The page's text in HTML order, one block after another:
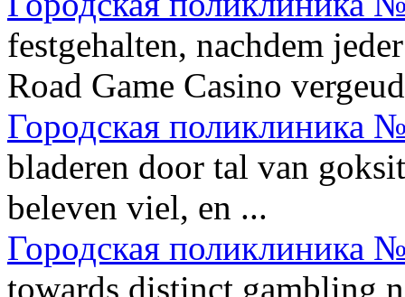
festgehalten, nachdem
Road Game Casino
Городская поликлиника
bladeren door tal van
beleven viel, en ...
Городская поликлиника
towards distinct gambling